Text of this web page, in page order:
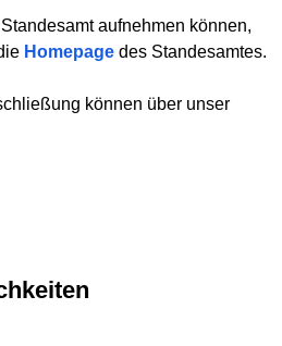
aufnehmen können,
Homepage des Standesamtes.
können über unser